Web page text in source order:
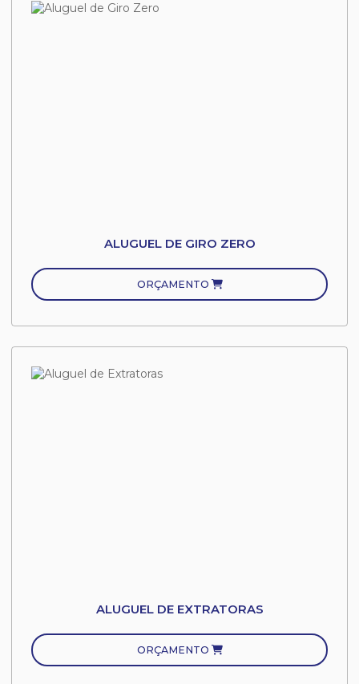
ALUGUEL DE GIRO ZERO
ORÇAMENTO
ALUGUEL DE EXTRATORAS
ORÇAMENTO